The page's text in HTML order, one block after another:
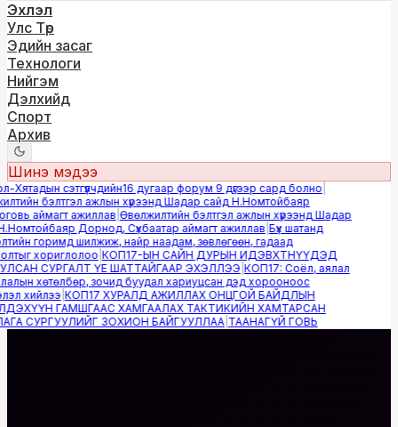
Эхлэл
Улс Төр
Эдийн засаг
Технологи
Нийгэм
Дэлхийд
Спорт
Архив
Шинэ мэдээ
сэтгүүлчдийн16 дугаар форум 9 дүгээр сард болно|
бэлтгэл ажлын хүрээнд Шадар сайд Н.Номтойбаяр
аймагт ажиллав|Өвөлжилтийн бэлтгэл ажлын хүрээнд Шадар
Дорнод, Сүхбаатар аймагт ажиллав|Бүх шатанд
горимд шилжиж, найр наадам, зөвлөгөөн, гадаад
хориглолоо|КОП17-ЫН САЙН ДУРЫН ИДЭВХТНҮҮДЭД
СУРГАЛТ ҮЕ ШАТТАЙГААР ЭХЭЛЛЭЭ|КОП17: Соёл, аялал
хөтөлбөр, зочид буудал хариуцсан дэд хорооноос
хийлээ|КОП17 ХУРАЛД АЖИЛЛАХ ОНЦГОЙ БАЙДЛЫН
ГАМШГААС ХАМГААЛАХ ТАКТИКИЙН ХАМТАРСАН
СУРГУУЛИЙГ ЗОХИОН БАЙГУУЛЛАА|ТААНАГҮЙ ГОВЬ